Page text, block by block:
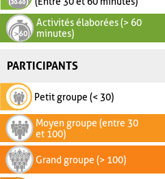
Activités élaborées (> 60
minutes)
PARTICIPANTS
Petit groupe (< 30)
Moyen groupe (entre 30
et 100)
Grand groupe (> 100)